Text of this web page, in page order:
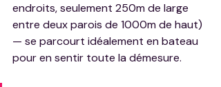
endroits, seulement 250m de large
entre deux parois de 1000m de haut)
— se parcourt idéalement en bateau
pour en sentir toute la démesure.